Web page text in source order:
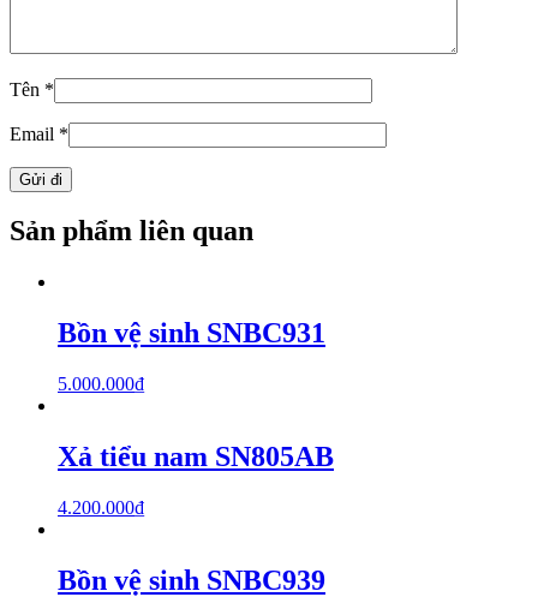
Tên *
Email *
Sản phẩm liên quan
Bồn vệ sinh SNBC931
5.000.000₫
Xả tiểu nam SN805AB
4.200.000₫
Bồn vệ sinh SNBC939